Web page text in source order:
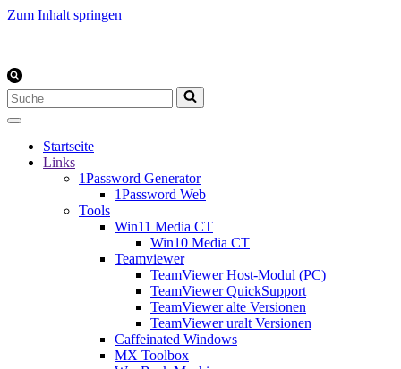
Zum Inhalt springen
Suchen
nach …
Startseite
Links
1Password Generator
1Password Web
Tools
Win11 Media CT
Win10 Media CT
Teamviewer
TeamViewer Host-Modul (PC)
TeamViewer QuickSupport
TeamViewer alte Versionen
TeamViewer uralt Versionen
Caffeinated Windows
MX Toolbox